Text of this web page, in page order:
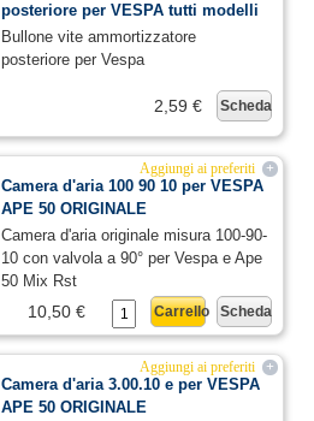
posteriore per VESPA tutti modelli
Bullone vite ammortizzatore
posteriore per Vespa
Scheda
2,59 €
+
Aggiungi ai preferiti
Camera d'aria 100 90 10 per VESPA
APE 50 ORIGINALE
Camera d'aria originale misura 100-90-
10 con valvola a 90° per Vespa e Ape
50 Mix Rst
Scheda
Carrello
10,50 €
+
Aggiungi ai preferiti
Camera d'aria 3.00.10 e per VESPA
APE 50 ORIGINALE